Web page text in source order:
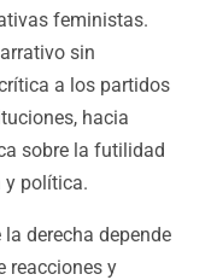
feministas.
sin
a los partidos
hacia
sobre la futilidad
y política.
derecha depende
reacciones y